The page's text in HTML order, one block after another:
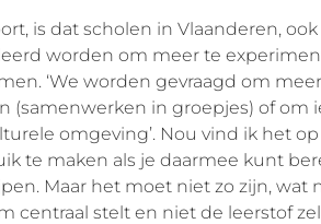
is dat scholen in Vlaanderen,
worden om meer te
‘We worden gevraagd om meer
(samenwerken in groepjes) of om
omgeving’. Nou vind ik het
te maken als je daarmee kunt
Maar het moet niet zo zijn, wat
centraal stelt en niet de leerstof